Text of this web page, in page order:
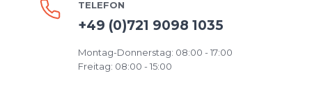
TELEFON
+49 (0)721 9098 1035
Montag-Donnerstag: 08:00 - 17:00
Freitag: 08:00 - 15:00